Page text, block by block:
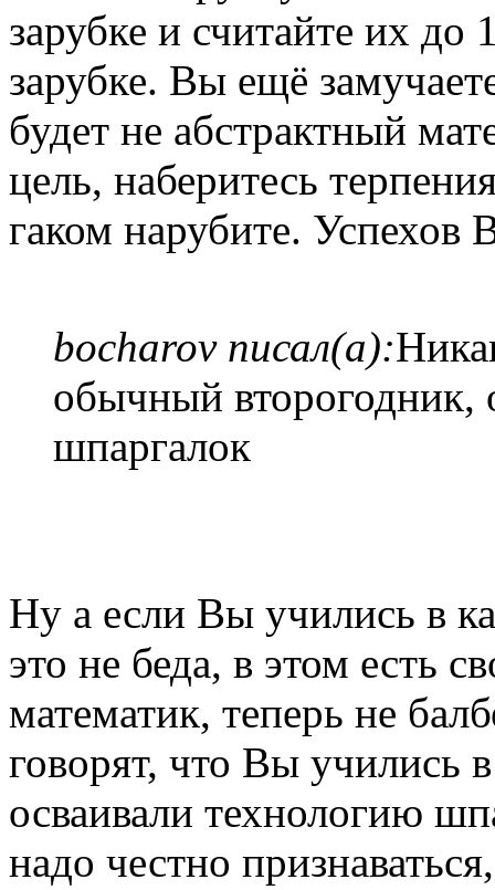
зарубке и считайте их
зарубке. Вы ещё
будет не абстрактный
цель, наберитесь
гаком нарубите. Успехов
bocharov писал(а):
обычный
шпаргалок
Ну а если Вы учились в
это не беда, в этом есть
математик, теперь не
говорят, что Вы учились
осваивали технологию
надо честно